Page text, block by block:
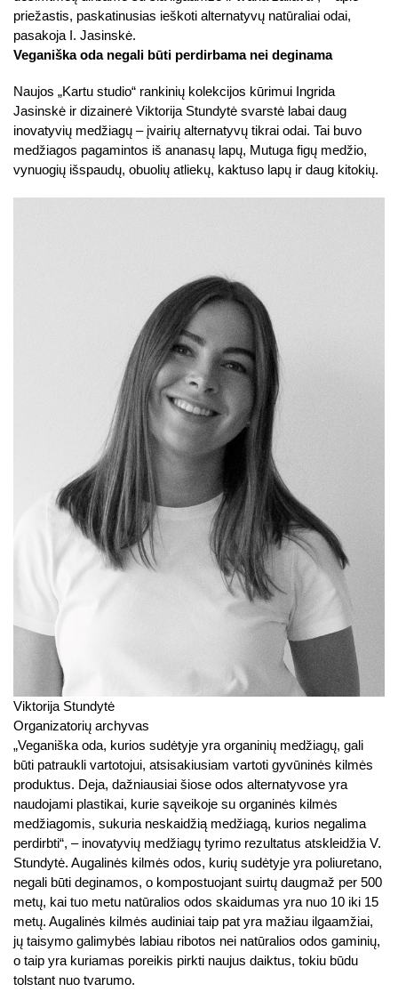
priežastis, paskatinusias ieškoti alternatyvų natūraliai odai,
pasakoja I. Jasinskė.
Veganiška oda negali būti perdirbama nei deginama
Naujos „Kartu studio“ rankinių kolekcijos kūrimui Ingrida
Jasinskė ir dizainerė Viktorija Stundytė svarstė labai daug
inovatyvių medžiagų – įvairių alternatyvų tikrai odai. Tai buvo
medžiagos pagamintos iš ananasų lapų, Mutuga figų medžio,
vynuogių išspaudų, obuolių atliekų, kaktuso lapų ir daug kitokių.
Viktorija Stundytė
Organizatorių archyvas
„Veganiška oda, kurios sudėtyje yra organinių medžiagų, gali
būti patraukli vartotojui, atsisakiusiam vartoti gyvūninės kilmės
produktus. Deja, dažniausiai šiose odos alternatyvose yra
naudojami plastikai, kurie sąveikoje su organinės kilmės
medžiagomis, sukuria neskaidžią medžiagą, kurios negalima
perdirbti“, – inovatyvių medžiagų tyrimo rezultatus atskleidžia V.
Stundytė. Augalinės kilmės odos, kurių sudėtyje yra poliuretano,
negali būti deginamos, o kompostuojant suirtų daugmaž per 500
metų, kai tuo metu natūralios odos skaidumas yra nuo 10 iki 15
metų. Augalinės kilmės audiniai taip pat yra mažiau ilgaamžiai,
jų taisymo galimybės labiau ribotos nei natūralios odos gaminių,
o taip yra kuriamas poreikis pirkti naujus daiktus, tokiu būdu
tolstant nuo tvarumo.